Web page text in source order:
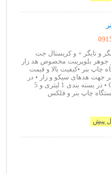
و تایگر + و کریستال جت
بلوپرینت مخصوص هد زار
چاپ بنر •کیفیت بالا و قیمت
جهت هدهای سیکو و زار • در
چهار رنگ C ,M ,Y ,K • در بسته بندی 1 لیتری و 5